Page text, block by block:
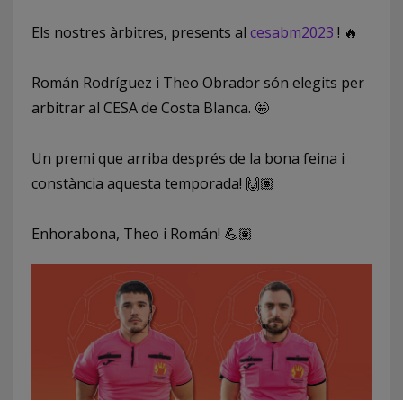
Els nostres àrbitres, presents al cesabm2023 ! 🔥
Román Rodríguez i Theo Obrador són elegits per
arbitrar al CESA de Costa Blanca. 🤩
Un premi que arriba després de la bona feina i
constància aquesta temporada! 🙌🏽
Enhorabona, Theo i Román! 💪🏽